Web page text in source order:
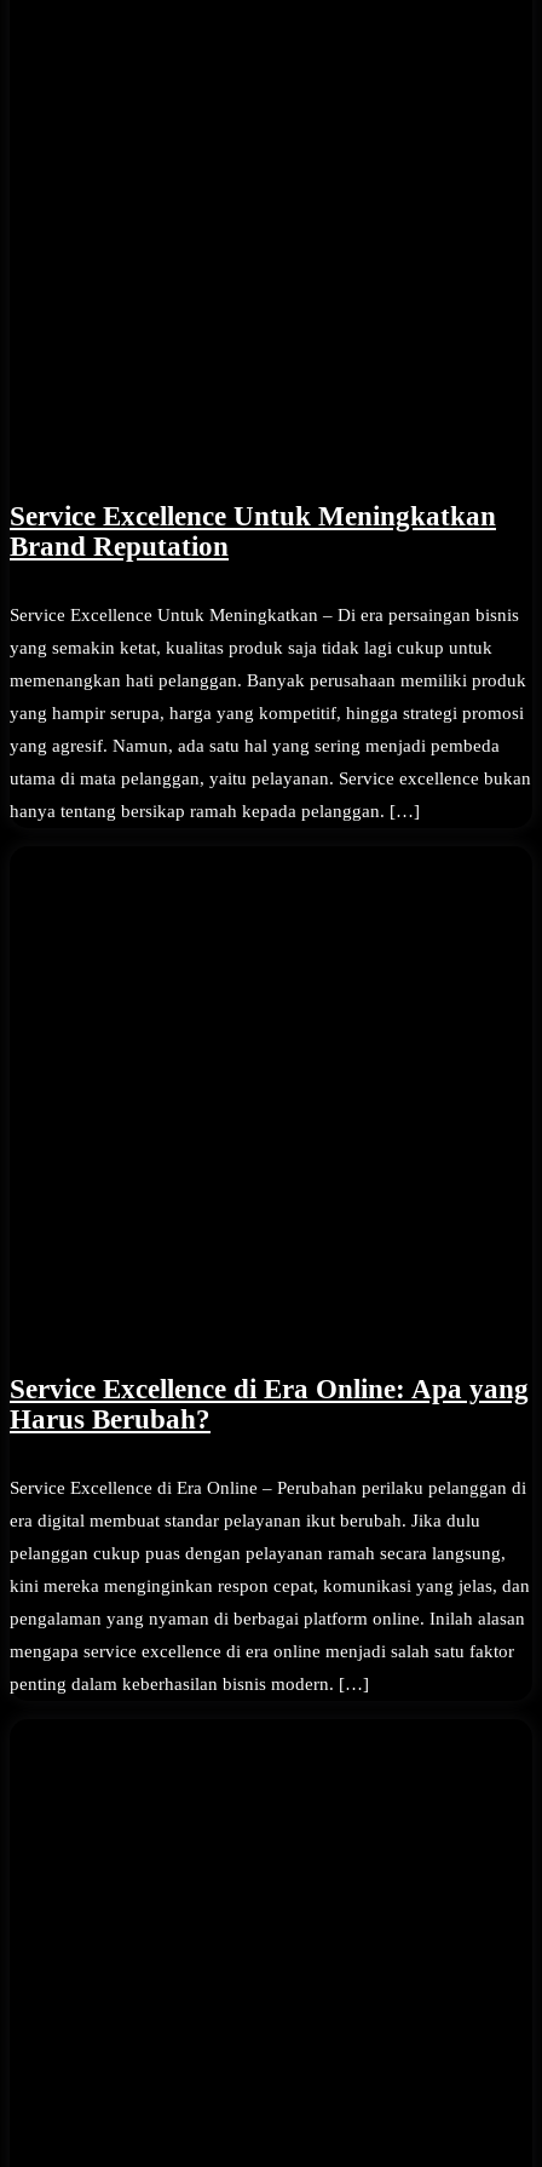
Service Excellence Untuk Meningkatkan
Brand Reputation
Service Excellence Untuk Meningkatkan – Di era persaingan bisnis
yang semakin ketat, kualitas produk saja tidak lagi cukup untuk
memenangkan hati pelanggan. Banyak perusahaan memiliki produk
yang hampir serupa, harga yang kompetitif, hingga strategi promosi
yang agresif. Namun, ada satu hal yang sering menjadi pembeda
utama di mata pelanggan, yaitu pelayanan. Service excellence bukan
hanya tentang bersikap ramah kepada pelanggan. […]
Service Excellence di Era Online: Apa yang
Harus Berubah?
Service Excellence di Era Online – Perubahan perilaku pelanggan di
era digital membuat standar pelayanan ikut berubah. Jika dulu
pelanggan cukup puas dengan pelayanan ramah secara langsung,
kini mereka menginginkan respon cepat, komunikasi yang jelas, dan
pengalaman yang nyaman di berbagai platform online. Inilah alasan
mengapa service excellence di era online menjadi salah satu faktor
penting dalam keberhasilan bisnis modern. […]